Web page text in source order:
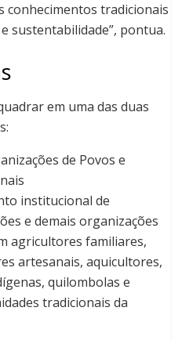
conhecimentos tradicionais
sustentabilidade”, pontua.
em uma das duas
de Povos e
institucional de
e demais organizações
agricultores familiares,
artesanais, aquicultores,
quilombolas e
tradicionais da